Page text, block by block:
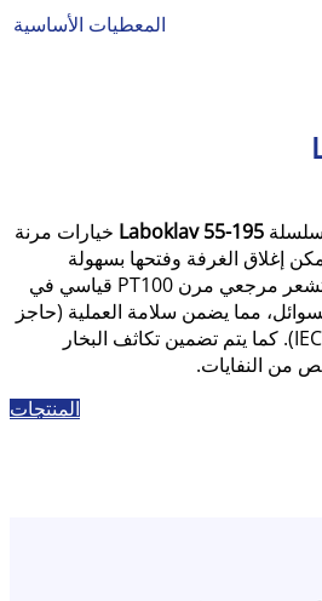
المعطيات الأساسية
Laboklav 55-195 خيارات مرنة
إغلاق الغرفة وفتحها بسهولة
بواسطة محرك. يتحكم مستشعر مرجعي مرن PT100 قياسي في
مما يضمن سلامة العملية (حاجز
حراري وفقًا لمعيار IEC 61010). كما يتم تضمين تكاثف البخار
من النفايات.
المنتجات